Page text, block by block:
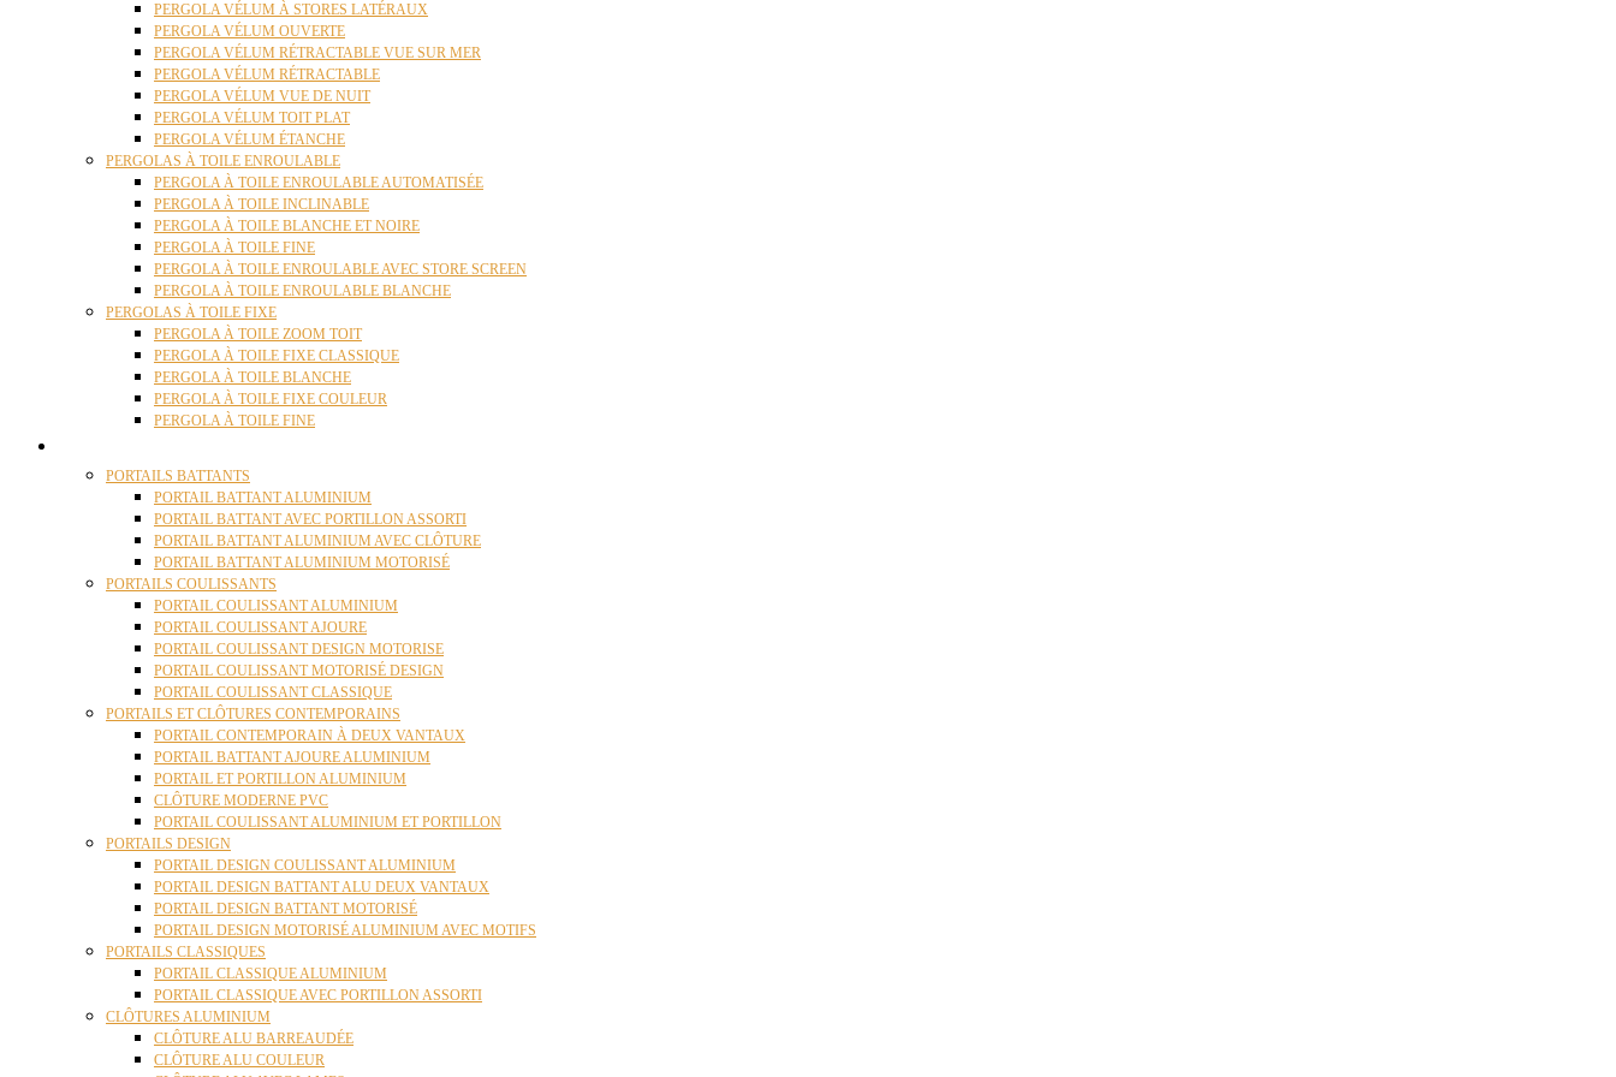
PERGOLA VÉLUM À STORES LATÉRAUX
PERGOLA VÉLUM OUVERTE
PERGOLA VÉLUM RÉTRACTABLE VUE SUR MER
PERGOLA VÉLUM RÉTRACTABLE
PERGOLA VÉLUM VUE DE NUIT
PERGOLA VÉLUM TOIT PLAT
PERGOLA VÉLUM ÉTANCHE
PERGOLAS À TOILE ENROULABLE
PERGOLA À TOILE ENROULABLE AUTOMATISÉE
PERGOLA À TOILE INCLINABLE
PERGOLA À TOILE BLANCHE ET NOIRE
PERGOLA À TOILE FINE
PERGOLA À TOILE ENROULABLE AVEC STORE SCREEN
PERGOLA À TOILE ENROULABLE BLANCHE
PERGOLAS À TOILE FIXE
PERGOLA À TOILE ZOOM TOIT
PERGOLA À TOILE FIXE CLASSIQUE
PERGOLA À TOILE BLANCHE
PERGOLA À TOILE FIXE COULEUR
PERGOLA À TOILE FINE
PORTAILS BATTANTS
PORTAIL BATTANT ALUMINIUM
PORTAIL BATTANT AVEC PORTILLON ASSORTI
PORTAIL BATTANT ALUMINIUM AVEC CLÔTURE
PORTAIL BATTANT ALUMINIUM MOTORISÉ
PORTAILS COULISSANTS
PORTAIL COULISSANT ALUMINIUM
PORTAIL COULISSANT AJOURE
PORTAIL COULISSANT DESIGN MOTORISE
PORTAIL COULISSANT MOTORISÉ DESIGN
PORTAIL COULISSANT CLASSIQUE
PORTAILS ET CLÔTURES CONTEMPORAINS
PORTAIL CONTEMPORAIN À DEUX VANTAUX
PORTAIL BATTANT AJOURE ALUMINIUM
PORTAIL ET PORTILLON ALUMINIUM
CLÔTURE MODERNE PVC
PORTAIL COULISSANT ALUMINIUM ET PORTILLON
PORTAILS DESIGN
PORTAIL DESIGN COULISSANT ALUMINIUM
PORTAIL DESIGN BATTANT ALU DEUX VANTAUX
PORTAIL DESIGN BATTANT MOTORISÉ
PORTAIL DESIGN MOTORISÉ ALUMINIUM AVEC MOTIFS
PORTAILS CLASSIQUES
PORTAIL CLASSIQUE ALUMINIUM
PORTAIL CLASSIQUE AVEC PORTILLON ASSORTI
CLÔTURES ALUMINIUM
CLÔTURE ALU BARREAUDÉE
CLÔTURE ALU COULEUR